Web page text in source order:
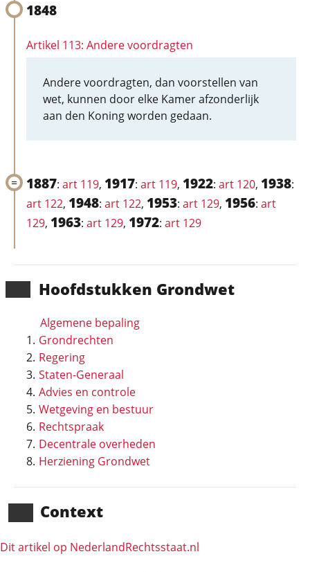
Hoofd­stukken Grondwet
Algemene bepaling
Grondrechten
Regering
Staten-Generaal
Advies en controle
Wetgeving en bestuur
Rechtspraak
Decentrale overheden
Herziening Grondwet
Context
Dit artikel op NederlandRechts­staat.nl
1848
Artikel 113: Andere voordragten
Andere voordragten, dan voorstellen van
wet, kunnen door elke Kamer afzonderlijk
aan den Koning worden gedaan.
1887: art 119, 1917: art 119, 1922: art 120, 1938:
art 122, 1948: art 122, 1953: art 129, 1956: art
129, 1963: art 129, 1972: art 129